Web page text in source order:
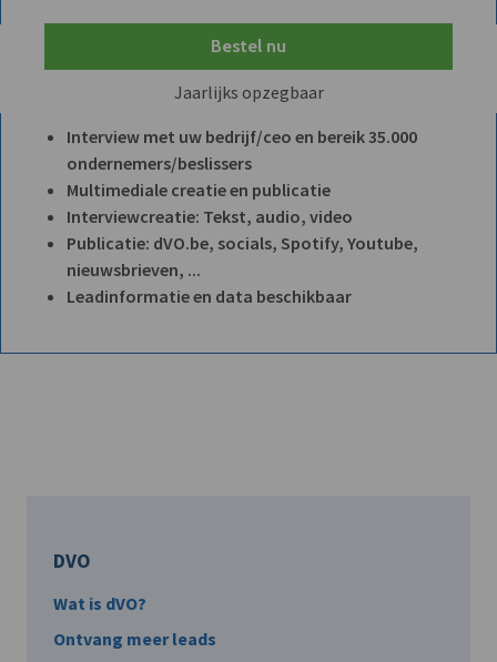
Bestel nu
Jaarlijks opzegbaar
Interview met uw bedrijf/ceo en bereik 35.000
ondernemers/beslissers
Multimediale creatie en publicatie
Interviewcreatie: Tekst, audio, video
Publicatie: dVO.be, socials, Spotify, Youtube,
nieuwsbrieven, ...
Leadinformatie en data beschikbaar
DVO
Wat is dVO?
Ontvang meer leads